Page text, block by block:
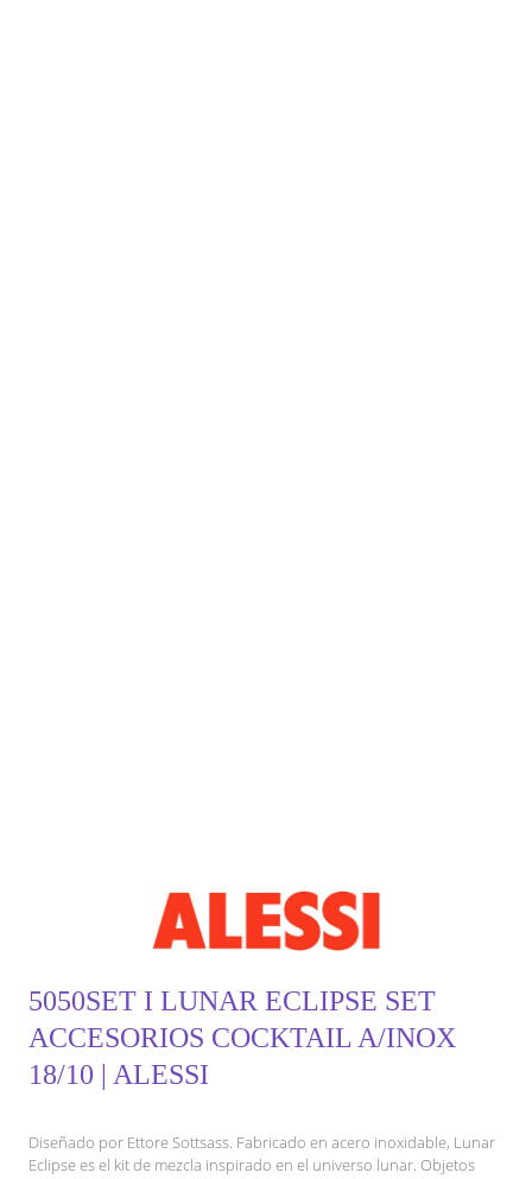
5050SET I LUNAR ECLIPSE SET
ACCESORIOS COCKTAIL A/INOX
18/10 | ALESSI
Diseñado por Ettore Sottsass. Fabricado en acero inoxidable, Lunar
Eclipse es el kit de mezcla inspirado en el universo lunar. Objetos